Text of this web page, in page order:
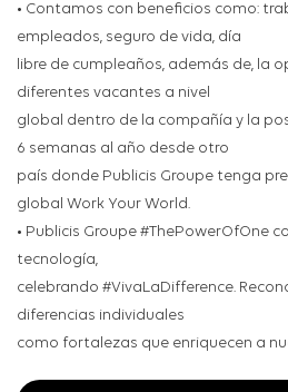
• Contamos con beneficios como:
empleados, seguro de vida, día
libre de cumpleaños, además de, la
diferentes vacantes a nivel
global dentro de la compañía y la
6 semanas al año desde otro
país donde Publicis Groupe tenga
global Work Your World.
• Publicis Groupe #ThePowerOfOne
tecnología,
celebrando #VivaLaDifference.
diferencias individuales
como fortalezas que enriquecen a